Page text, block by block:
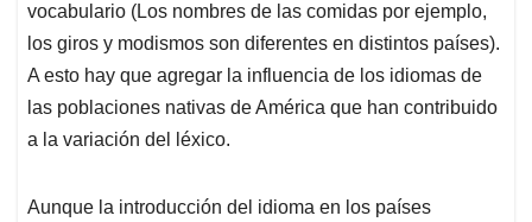
vocabulario (Los nombres de las comidas por ejemplo,
los giros y modismos son diferentes en distintos países).
A esto hay que agregar la influencia de los idiomas de
las poblaciones nativas de América que han contribuido
a la variación del léxico.
Aunque la introducción del idioma en los países